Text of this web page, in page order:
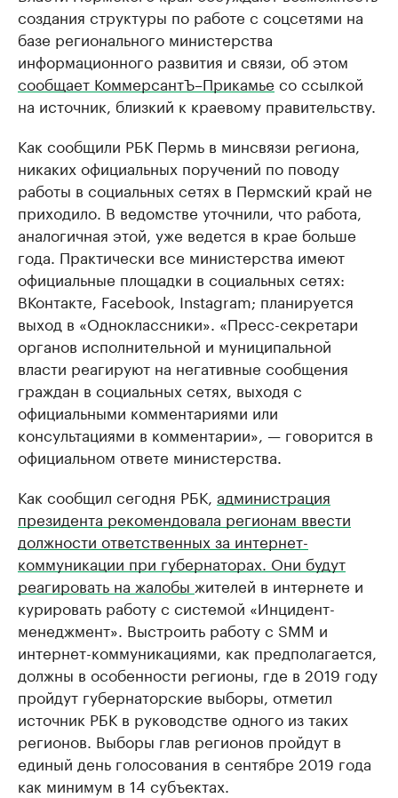
создания структуры по работе с соцсетями на
базе регионального министерства
информационного развития и связи, об этом
сообщает КоммерсантЪ–Прикамье со ссылкой
на источник, близкий к краевому правительству.
Как сообщили РБК Пермь в минсвязи региона,
никаких официальных поручений по поводу
работы в социальных сетях в Пермский край не
приходило. В ведомстве уточнили, что работа,
аналогичная этой, уже ведется в крае больше
года. Практически все министерства имеют
официальные площадки в социальных сетях:
ВКонтакте, Facebook, Instagram; планируется
выход в «Одноклассники». «Пресс-секретари
органов исполнительной и муниципальной
власти реагируют на негативные сообщения
граждан в социальных сетях, выходя с
официальными комментариями или
консультациями в комментарии», — говорится в
официальном ответе министерства.
Как сообщил сегодня РБК, администрация
президента рекомендовала регионам ввести
должности ответственных за интернет-
коммуникации при губернаторах. Они будут
реагировать на жалобы жителей в интернете и
курировать работу с системой «Инцидент-
менеджмент». Выстроить работу с SMM и
интернет-коммуникациями, как предполагается,
должны в особенности регионы, где в 2019 году
пройдут губернаторские выборы, отметил
источник РБК в руководстве одного из таких
регионов. Выборы глав регионов пройдут в
единый день голосования в сентябре 2019 года
как минимум в 14 субъектах.